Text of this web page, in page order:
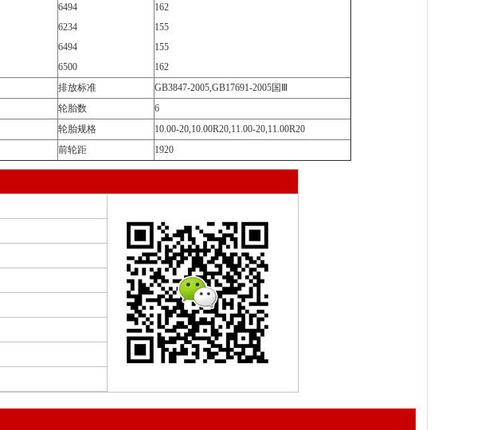
6494
6234
6494
6500
162
155
155
162
排放标准
GB3847-2005,GB17691-2005国Ⅲ
轮胎数
6
轮胎规格
10.00-20,10.00R20,11.00-20,11.00R20
前轮距 1920